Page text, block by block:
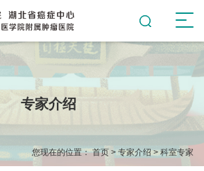
专家介绍
您现在的位置： 首页 >专家介绍>科室专家